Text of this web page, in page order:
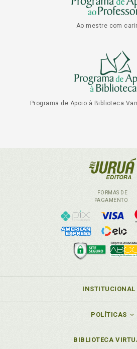
Ao mestre com
Programa de Apoio à Biblioteca
FORMAS DE
PAGAMENTO
INSTITUCIONAL
POLÍTICAS
BIBLIOTECA